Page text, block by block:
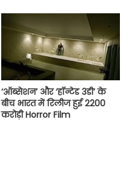
‘ऑब्सेशन’ और ‘हॉन्टेड 3डी’ के
बीच भारत में रिलीज हुई 2200
करोड़ी Horror Film